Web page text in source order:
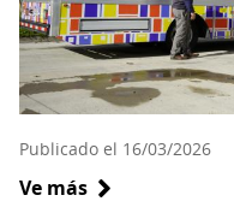
Publicado el 16/03/2026
Ve más sobre